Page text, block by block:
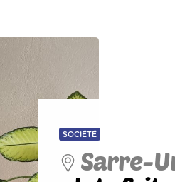
SOCIÉTÉ
Sarre-